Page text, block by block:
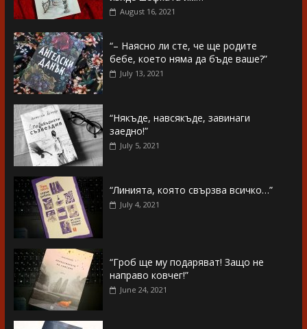
August 16, 2021
“– Наясно ли сте, че ще родите
бебе, което няма да бъде ваше?”
July 13, 2021
“Някъде, навсякъде, завинаги
заедно!”
July 5, 2021
“Линията, която свързва всичко…”
July 4, 2021
“Гроб ще му подаряват! Защо не
направо ковчег!”
June 24, 2021